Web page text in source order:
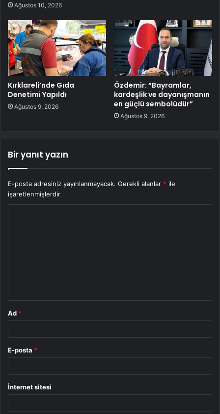
Ağustos 10, 2026
Kırklareli’nde Gıda
Denetimi Yapıldı
Ağustos 9, 2026
Özdemir: “Bayramlar,
kardeşlik ve dayanışmanın
en güçlü sembolüdür”
Ağustos 9, 2026
Bir yanıt yazın
E-posta adresiniz yayınlanmayacak. Gerekli alanlar * ile
işaretlenmişlerdir
Ad *
E-posta *
İnternet sitesi